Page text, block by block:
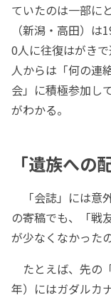
ていたのは一部に
（新潟・高田）
0人に往復はがき
人からは「何の連
会」に積極参加し
がわかる。
「遺族への
「会誌」には意
の寄稿でも、「戦
が少なくなかった
たとえば、先の
年）にはガダルカ